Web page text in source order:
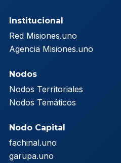
Institucional
Red Misiones.uno
Agencia Misiones.uno
Nodos
Nodos Territoriales
Nodos Temáticos
Nodo Capital
fachinal.uno
garupa.uno